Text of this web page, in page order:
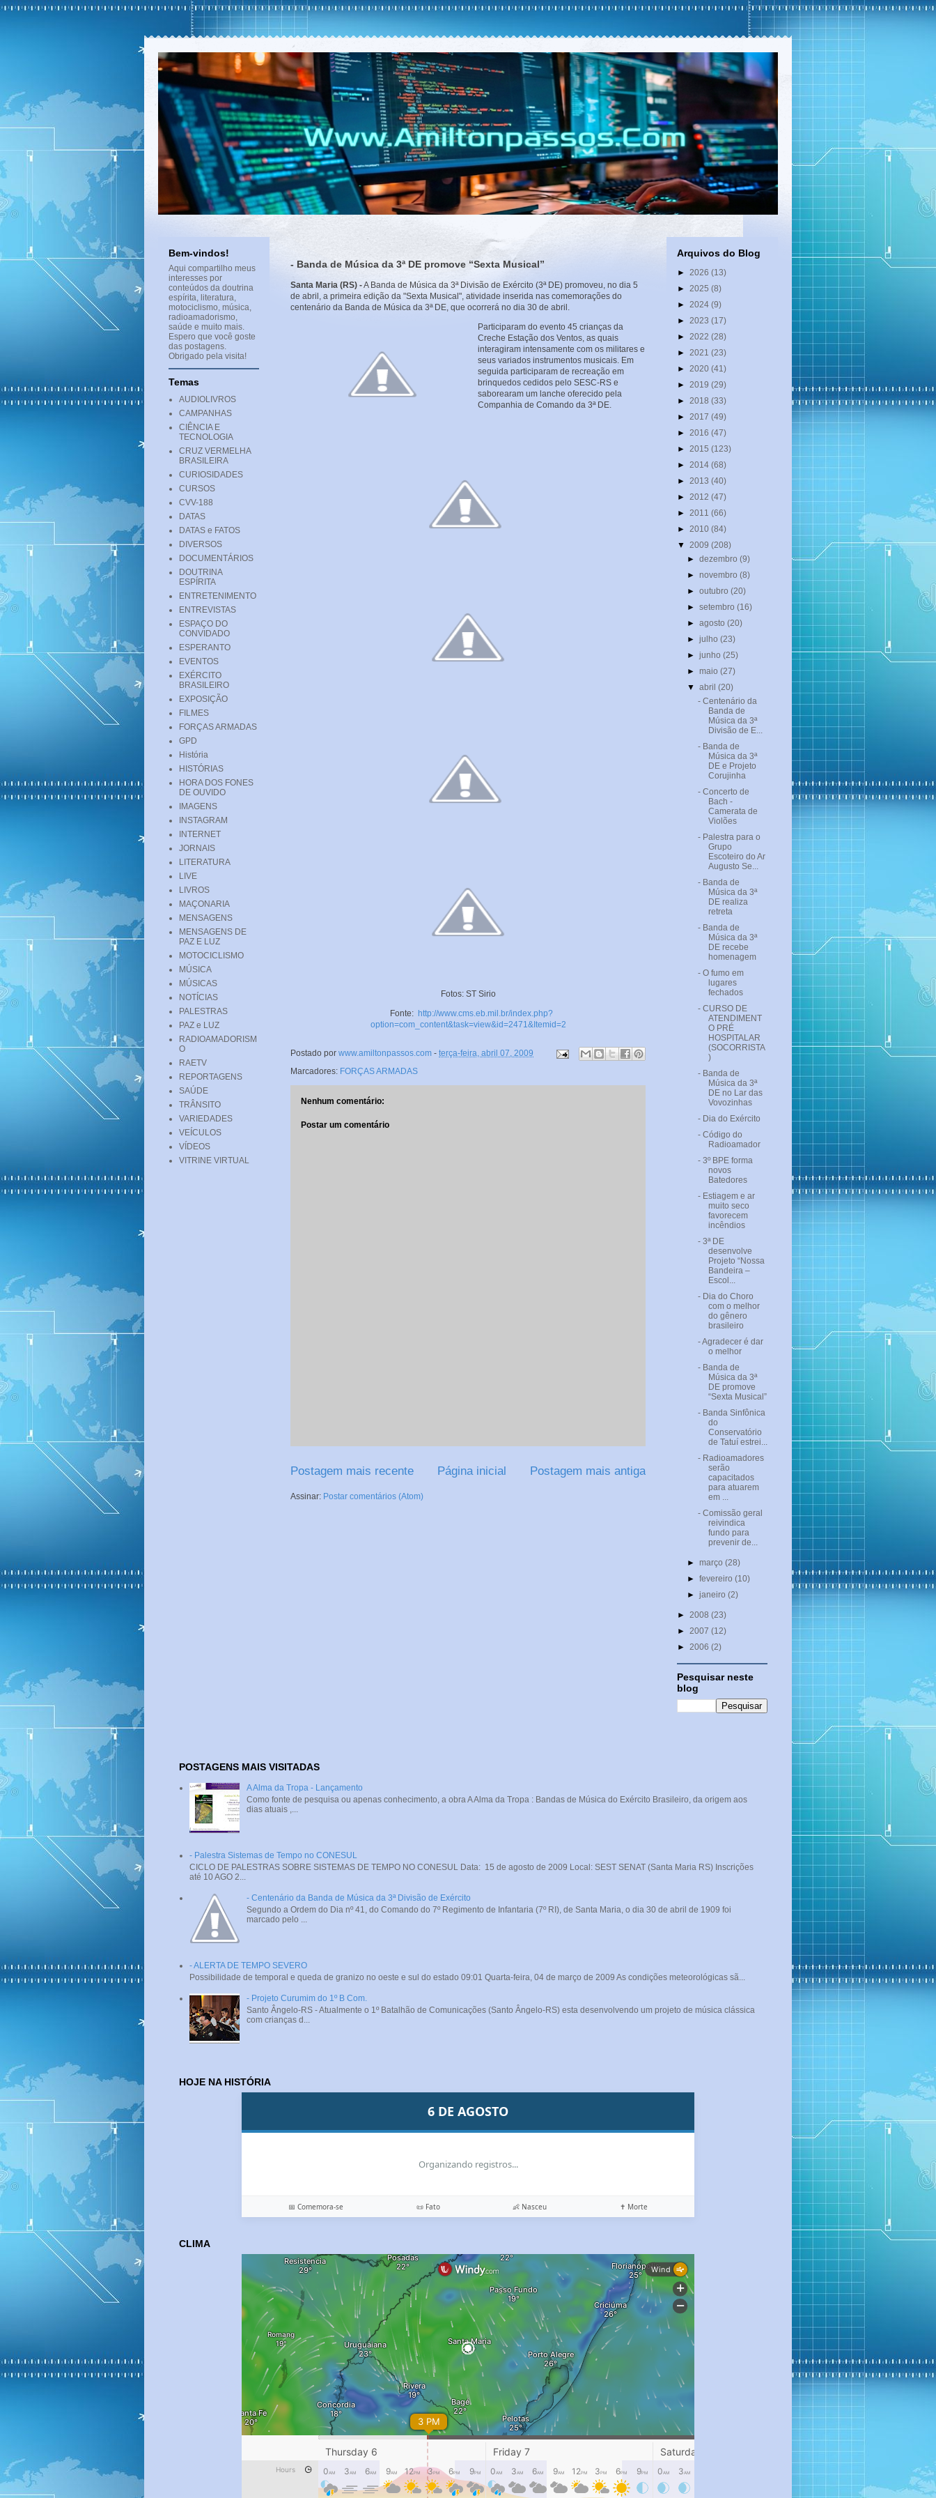
- Banda de Música da 3ª DE promove “Sexta Musical”
Santa Maria (RS) -A Banda de Música da 3ª Divisão de Exército (3ª DE) promoveu, no dia 5
de abril, a primeira edição da "Sexta Musical", atividade inserida nas comemorações do
centenário da Banda de Música da 3ª DE, que ocorrerá no dia 30 de abril.
Participaram do evento 45 crianças da
Creche Estação dos Ventos, as quais
interagiram intensamente com os militares e
seus variados instrumentos musicais. Em
seguida participaram de recreação em
brinquedos cedidos pelo SESC-RS e
saborearam um lanche oferecido pela
Companhia de Comando da 3ª DE.
Fotos: ST Sirio
Fonte: http://www.cms.eb.mil.br/index.php?
option=com_content&task=view&id=2471&Itemid=2
Postado por www.amiltonpassos.com - terça-feira, abril 07, 2009
Marcadores: FORÇAS ARMADAS
Nenhum comentário:
Postar um comentário
Postagem mais recente Postagem mais antiga
Página inicial
Assinar: Postar comentários (Atom)
Bem-vindos!
Aqui compartilho meus
interesses por
conteúdos da doutrina
espírita, literatura,
motociclismo, música,
radioamadorismo,
saúde e muito mais.
Espero que você goste
das postagens.
Obrigado pela visita!
Temas
AUDIOLIVROS
CAMPANHAS
CIÊNCIA E
TECNOLOGIA
CRUZ VERMELHA
BRASILEIRA
CURIOSIDADES
CURSOS
CVV-188
DATAS
DATAS e FATOS
DIVERSOS
DOCUMENTÁRIOS
DOUTRINA
ESPÍRITA
ENTRETENIMENTO
ENTREVISTAS
ESPAÇO DO
CONVIDADO
ESPERANTO
EVENTOS
EXÉRCITO
BRASILEIRO
EXPOSIÇÃO
FILMES
FORÇAS ARMADAS
GPD
História
HISTÓRIAS
HORA DOS FONES
DE OUVIDO
IMAGENS
INSTAGRAM
INTERNET
JORNAIS
LITERATURA
LIVE
LIVROS
MAÇONARIA
MENSAGENS
MENSAGENS DE
PAZ E LUZ
MOTOCICLISMO
MÚSICA
MÚSICAS
NOTÍCIAS
PALESTRAS
PAZ e LUZ
RADIOAMADORISM
O
RAETV
REPORTAGENS
SAÚDE
TRÂNSITO
VARIEDADES
VEÍCULOS
VÍDEOS
VITRINE VIRTUAL
Arquivos do Blog
► 2026 (13)
► 2025 (8)
► 2024 (9)
► 2023 (17)
► 2022 (28)
► 2021 (23)
► 2020 (41)
► 2019 (29)
► 2018 (33)
► 2017 (49)
► 2016 (47)
► 2015 (123)
► 2014 (68)
► 2013 (40)
► 2012 (47)
► 2011 (66)
► 2010 (84)
▼ 2009 (208)
►dezembro(9)
►novembro(8)
►outubro(20)
►setembro(16)
►agosto(20)
►julho(23)
►junho(25)
►maio(27)
▼abril(20)
- Centenário da
Banda de
Música da 3ª
Divisão de E...
- Banda de
Música da 3ª
DE e Projeto
Corujinha
- Concerto de
Bach -
Camerata de
Violões
- Palestra para o
Grupo
Escoteiro do Ar
Augusto Se...
- Banda de
Música da 3ª
DE realiza
retreta
- Banda de
Música da 3ª
DE recebe
homenagem
- O fumo em
lugares
fechados
- CURSO DE
ATENDIMENT
O PRÉ
HOSPITALAR
(SOCORRISTA
)
- Banda de
Música da 3ª
DE no Lar das
Vovozinhas
- Dia do Exército
- Código do
Radioamador
- 3º BPE forma
novos
Batedores
- Estiagem e ar
muito seco
favorecem
incêndios
- 3ª DE
desenvolve
Projeto “Nossa
Bandeira –
Escol...
- Dia do Choro
com o melhor
do gênero
brasileiro
- Agradecer é dar
o melhor
- Banda de
Música da 3ª
DE promove
“Sexta Musical”
- Banda Sinfônica
do
Conservatório
de Tatuí estrei...
- Radioamadores
serão
capacitados
para atuarem
em ...
- Comissão geral
reivindica
fundo para
prevenir de...
►março(28)
►fevereiro(10)
►janeiro(2)
► 2008 (23)
► 2007 (12)
► 2006 (2)
Pesquisar neste
blog
POSTAGENS MAIS VISITADAS
A Alma da Tropa - Lançamento
Como fonte de pesquisa ou apenas conhecimento, a obra A Alma da Tropa : Bandas de Música do Exército Brasileiro, da origem aos
dias atuais ,...
- Palestra Sistemas de Tempo no CONESUL
CICLO DE PALESTRAS SOBRE SISTEMAS DE TEMPO NO CONESUL Data: 15 de agosto de 2009 Local: SEST SENAT (Santa Maria RS) Inscrições
até 10 AGO 2...
- Centenário da Banda de Música da 3ª Divisão de Exército
Segundo a Ordem do Dia nº 41, do Comando do 7º Regimento de Infantaria (7º RI), de Santa Maria, o dia 30 de abril de 1909 foi
marcado pelo ...
- ALERTA DE TEMPO SEVERO
Possibilidade de temporal e queda de granizo no oeste e sul do estado 09:01 Quarta-feira, 04 de março de 2009 As condições meteorológicas sã...
- Projeto Curumim do 1º B Com.
Santo Ângelo-RS - Atualmente o 1º Batalhão de Comunicações (Santo Ângelo-RS) esta desenvolvendo um projeto de música clássica
com crianças d...
HOJE NA HISTÓRIA
6 DE AGOSTO
Organizando registros...
📅 Comemora-se 📜 Fato 👶 Nasceu ✝️ Morte
CLIMA